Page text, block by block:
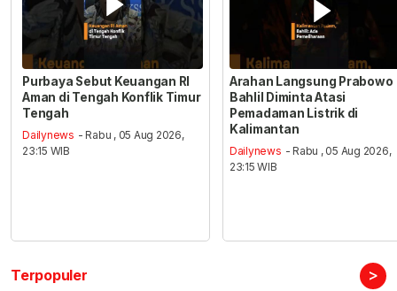
Purbaya Sebut Keuangan RI
Aman di Tengah Konflik Timur
Tengah
Dailynews - Rabu , 05 Aug 2026,
23:15 WIB
Arahan Langsung Prabowo
Bahlil Diminta Atasi
Pemadaman Listrik di
Kalimantan
Dailynews - Rabu , 05 Aug 2026,
23:15 WIB
Terpopuler >